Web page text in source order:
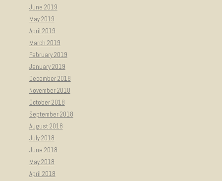
June 2019
May 2019
April 2019
March 2019
February 2019
January 2019
December 2018
November 2018
October 2018
September 2018
August 2018
July 2018
June 2018
May 2018
April 2018